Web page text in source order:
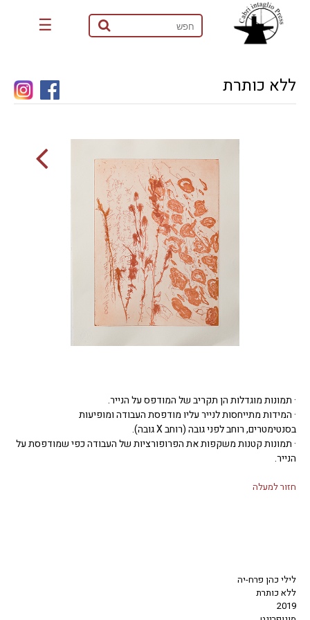
☰
ללא כותרת
· תמונות מוגדלות הן תקריב של המודפס על הנייר.
· המידות מתייחסות לנייר עליו מודפסת העבודה ומופיעות
בסנטימטרים, רוחב לפני גובה (רוחב X גובה).
· תמונות קטנות משקפות את הפרופורציות של העבודה כפי שמודפסת על
הנייר.
חזור למעלה
לילי כהן פרח-יה
ללא כותרת
2019